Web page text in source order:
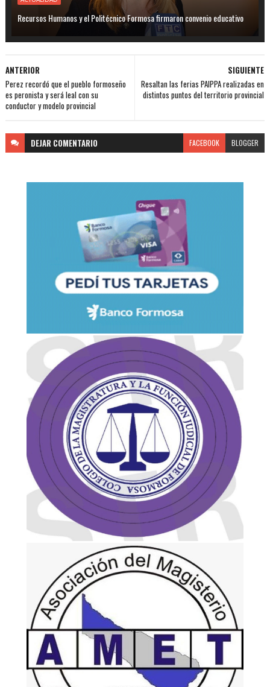
Recursos Humanos y el Politécnico Formosa firmaron convenio educativo
SIGUIENTE
Resaltan las ferias PAIPPA realizadas en
distintos puntos del territorio provincial
ANTERIOR
Perez recordó que el pueblo formoseño
es peronista y será leal con su
conductor y modelo provincial
DEJAR COMENTARIO FACEBOOK BLOGGER